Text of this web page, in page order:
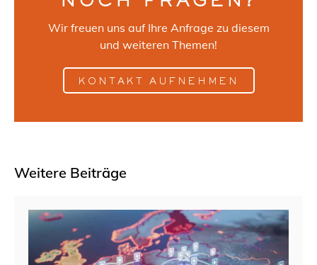
Wir freuen uns auf Ihre Anfrage zu diesem
und weiteren Themen!
KONTAKT AUFNEHMEN
Weitere Beiträge